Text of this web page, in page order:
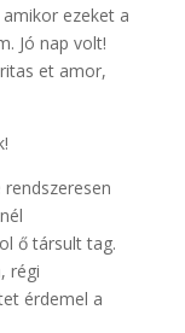
ezeket a
Jó nap volt!
et amor,
ő társult tag.
régi
érdemel a